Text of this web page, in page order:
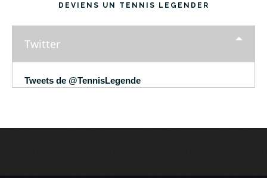
DEVIENS UN TENNIS LEGENDER
Twitter
Tweets de @TennisLegende